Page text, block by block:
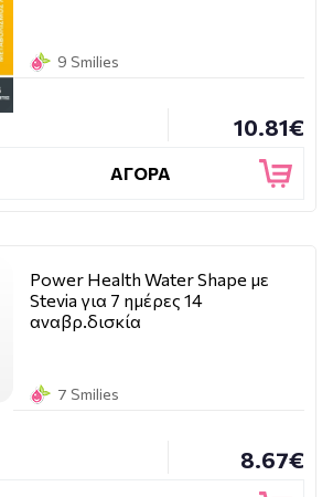
9 Smilies
10.81€
ΑΓΟΡΑ
Power Health Water Shape με
Stevia για 7 ημέρες 14
αναβρ.δισκία
7 Smilies
8.67€